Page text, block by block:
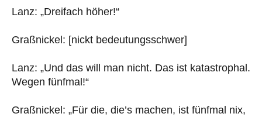
Lanz: „Dreifach höher!“
Graßnickel: [nickt bedeutungsschwer]
Lanz: „Und das will man nicht. Das ist katastrophal.
Wegen fünfmal!“
Graßnickel: „Für die, die’s machen, ist fünfmal nix,